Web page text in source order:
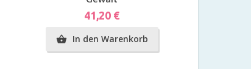
Preis
41,20 €
 In den Warenkorb